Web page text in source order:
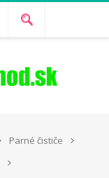
Parné čističe